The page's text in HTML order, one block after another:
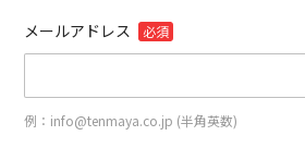
メールアドレス 必須
例：info@tenmaya.co.jp (半角英数)